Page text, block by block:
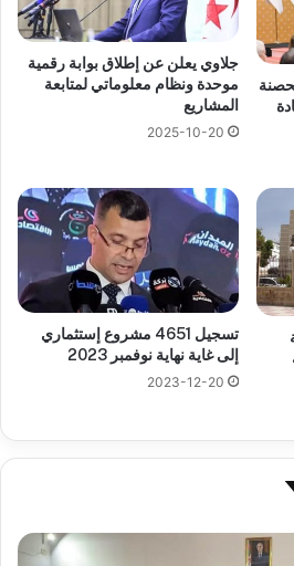
جلاوي يعلن عن إطلاق بوابة رقمية
موحدة ونظام معلوماتي لمتابعة
المشاريع
2025-10-20
تسجيل 4651 مشروع إستثماري
إلى غاية نهاية نوفمبر 2023
2023-12-20